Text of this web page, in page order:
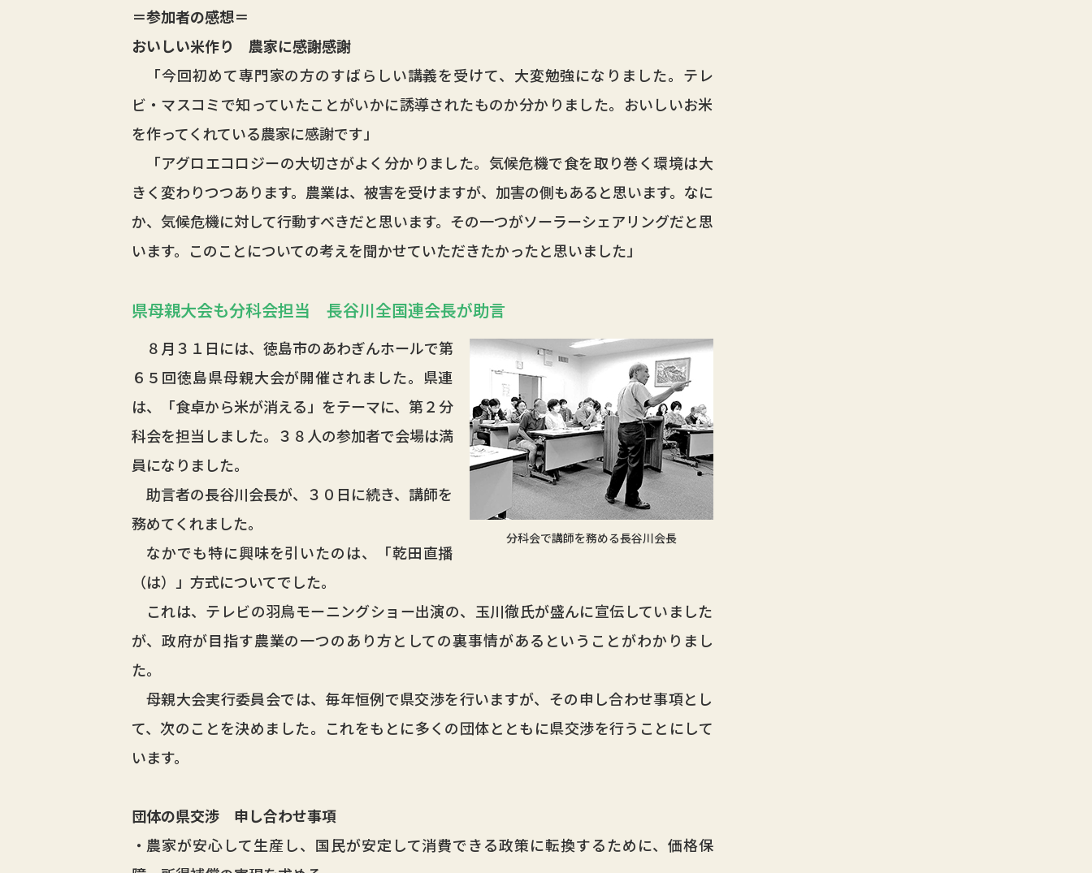
＝参加者の感想＝
おいしい米作り 農家に感謝感謝
「今回初めて専門家の方のすばらしい講義を受けて、大変勉強になりました。テレ
ビ・マスコミで知っていたことがいかに誘導されたものか分かりました。おいしいお米
を作ってくれている農家に感謝です」
「アグロエコロジーの大切さがよく分かりました。気候危機で食を取り巻く環境は大
きく変わりつつあります。農業は、被害を受けますが、加害の側もあると思います。なに
か、気候危機に対して行動すべきだと思います。その一つがソーラーシェアリングだと思
います。このことについての考えを聞かせていただきたかったと思いました」
県母親大会も分科会担当 長谷川全国連会長が助言
分科会で講師を務める長谷川会長
８月３１日には、徳島市のあわぎんホールで第
６５回徳島県母親大会が開催されました。県連
は、「食卓から米が消える」をテーマに、第２分
科会を担当しました。３８人の参加者で会場は満
員になりました。
助言者の長谷川会長が、３０日に続き、講師を
務めてくれました。
なかでも特に興味を引いたのは、「乾田直播
（は）」方式についてでした。
これは、テレビの羽鳥モーニングショー出演の、玉川徹氏が盛んに宣伝していました
が、政府が目指す農業の一つのあり方としての裏事情があるということがわかりまし
た。
母親大会実行委員会では、毎年恒例で県交渉を行いますが、その申し合わせ事項とし
て、次のことを決めました。これをもとに多くの団体とともに県交渉を行うことにして
います。
団体の県交渉 申し合わせ事項
・農家が安心して生産し、国民が安定して消費できる政策に転換するために、価格保